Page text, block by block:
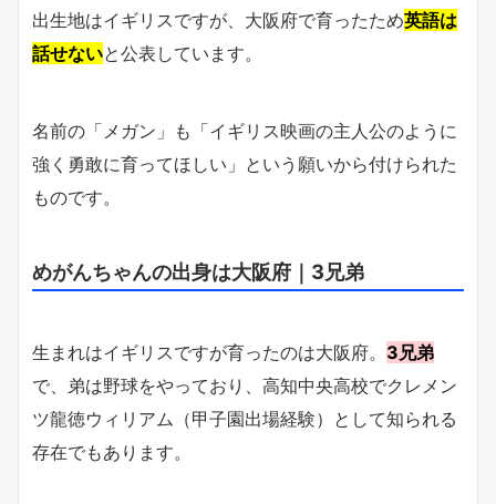
出生地はイギリスですが、大阪府で育ったため英語は
話せないと公表しています。
名前の「メガン」も「イギリス映画の主人公のように
強く勇敢に育ってほしい」という願いから付けられた
ものです。
めがんちゃんの出身は大阪府｜3兄弟
生まれはイギリスですが育ったのは大阪府。 3兄弟
で、弟は野球をやっており、高知中央高校でクレメン
ツ龍徳ウィリアム（甲子園出場経験）として知られる
存在でもあります。